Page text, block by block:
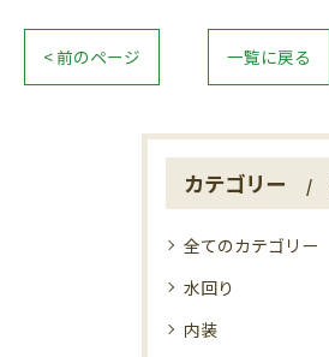
< 前のページ 一覧に戻る
カテゴリー
全てのカテゴリー
水回り
内装